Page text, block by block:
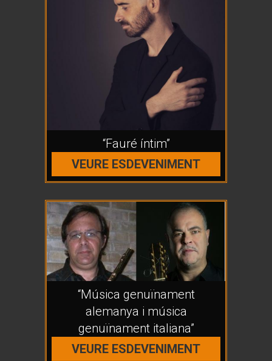
“Fauré íntim”
VEURE ESDEVENIMENT
“Música genuïnament
alemanya i música
genuïnament italiana”
VEURE ESDEVENIMENT